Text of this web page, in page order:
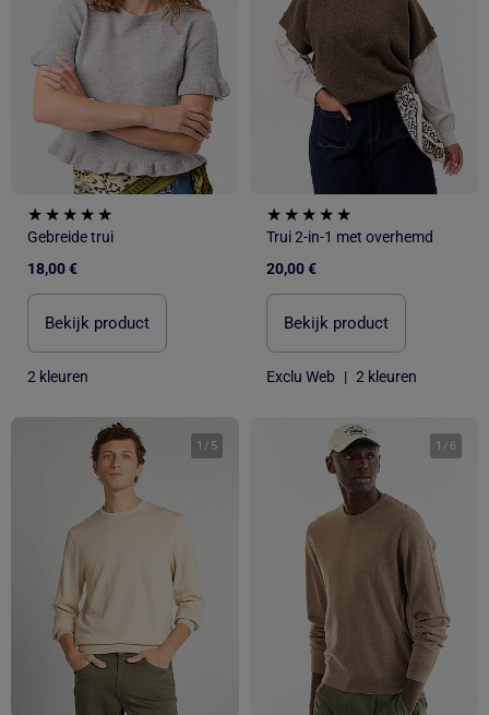
Gebreide trui
18,00 €
Bekijk product
2 kleuren
Trui 2-in-1 met overhemd
20,00 €
Bekijk product
Exclu Web | 2 kleuren
1 / 5 1 / 6